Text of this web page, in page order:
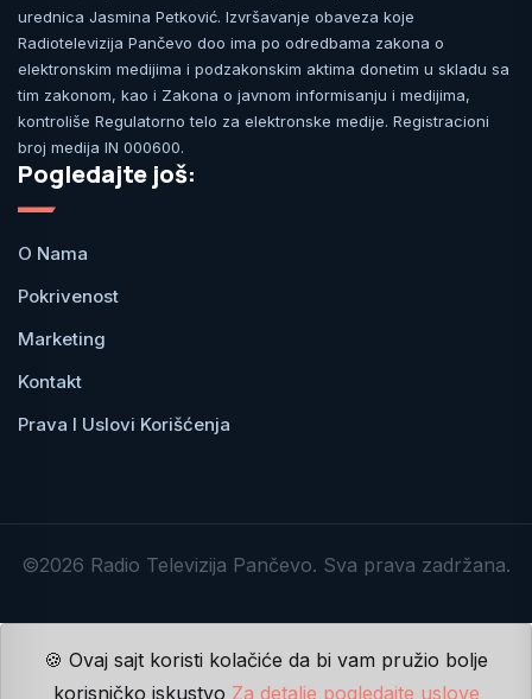
urednica Jasmina Petković. Izvršavanje obaveza koje
Radiotelevizija Pančevo doo ima po odredbama zakona o
elektronskim medijima i podzakonskim aktima donetim u skladu sa
tim zakonom, kao i Zakona o javnom informisanju i medijima,
kontroliše Regulatorno telo za elektronske medije. Registracioni
broj medija IN 000600.
Pogledajte još:
O Nama
Pokrivenost
Marketing
Kontakt
Prava I Uslovi Korišćenja
©2026 Radio Televizija Pančevo. Sva prava zadržana.
🍪 Ovaj sajt koristi kolačiće da bi vam pružio bolje
korisničko iskustvo Za detalje pogledajte uslove